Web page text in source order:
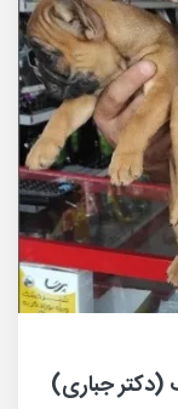
(دکتر جباری)